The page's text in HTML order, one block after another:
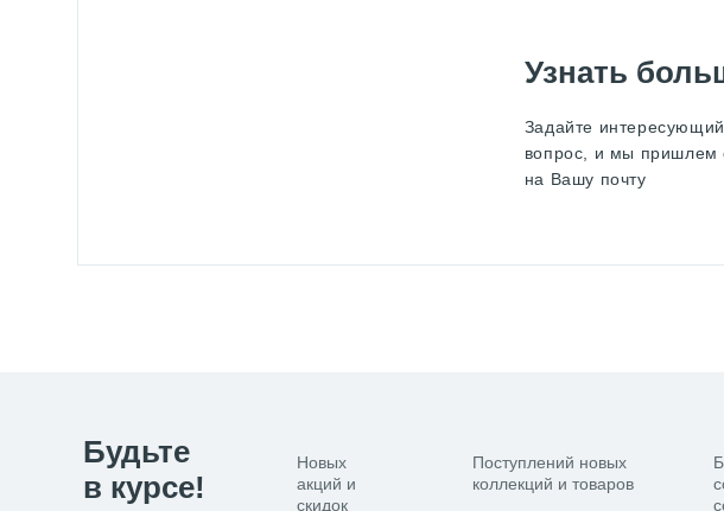
Узнать
Задайте
вопрос, и мы пришлем
на Вашу почту
Будьте
в курсе!
Новых
акций и
скидок
Поступлений новых
коллекций и товаров